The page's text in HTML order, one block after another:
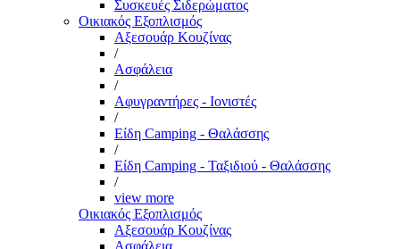
Συσκευές Σιδερώματος
Οικιακός Εξοπλισμός
Αξεσουάρ Κουζίνας
/
Ασφάλεια
/
Αφυγραντήρες - Ιονιστές
/
Είδη Camping - Θαλάσσης
/
Είδη Camping - Ταξιδιού - Θαλάσσης
/
view more
Οικιακός Εξοπλισμός
Αξεσουάρ Κουζίνας
Ασφάλεια